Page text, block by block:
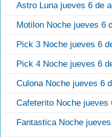
Astro Luna jueves 6 de
Motilon Noche jueves 6
Pick 3 Noche jueves 6
Pick 4 Noche jueves 6
Culona Noche jueves 6
Cafeterito Noche jueves
Fantastica Noche